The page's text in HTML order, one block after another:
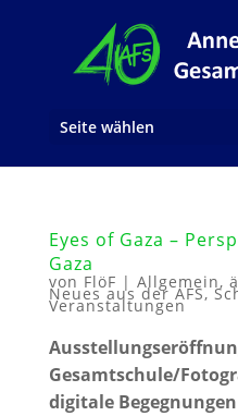
Seite wählen
Eyes of Gaza –
Gaza
von FlöF | Allgemein,
Neues aus der AFS,
Veranstaltungen
Gesamtschule/
digitale